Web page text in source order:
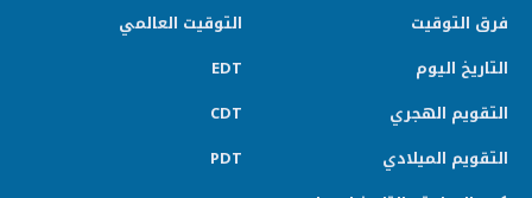
فرق التوقيت
التاريخ اليوم
التقويم الهجري
التقويم الميلادي
التوقيت العالمي
EDT
CDT
PDT